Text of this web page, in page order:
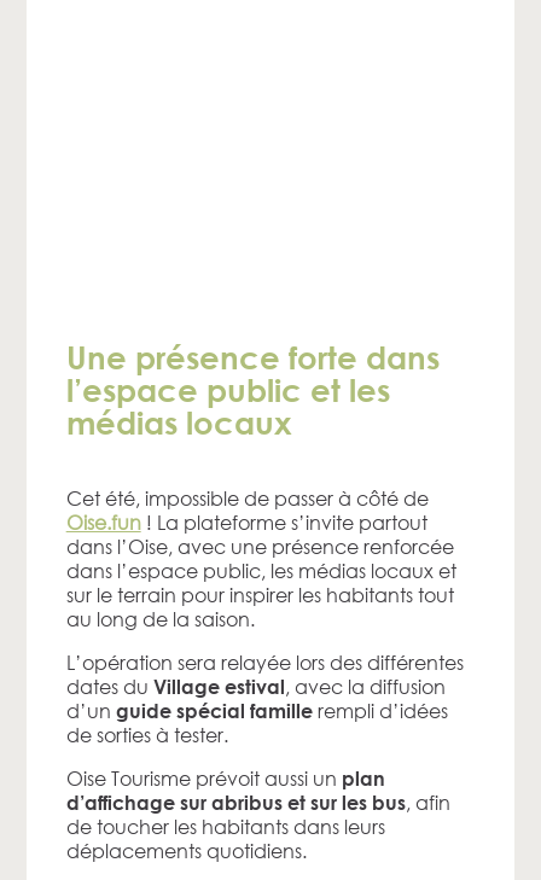
Une présence forte dans
l’espace public et les
médias locaux
Cet été, impossible de passer à côté de
Oise.fun! La plateforme s’invite partout
dans l’Oise, avec une présence renforcée
dans l’espace public, les médias locaux et
sur le terrain pour inspirer les habitants tout
au long de la saison.
L’opération sera relayée lors des différentes
dates du Village estival, avec la diffusion
d’un guide spécial famille rempli d’idées
de sorties à tester.
Oise Tourisme prévoit aussi un plan
d’affichage sur abribus et sur les bus, afin
de toucher les habitants dans leurs
déplacements quotidiens.